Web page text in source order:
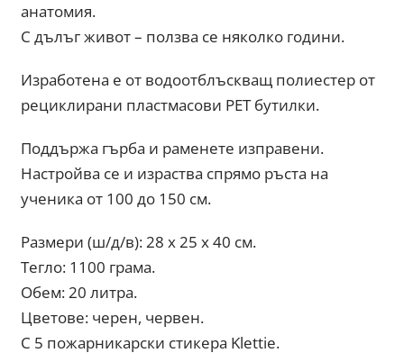
анатомия.
С дълъг живот – ползва се няколко години.
Изработена е от водоотблъскващ полиестер от
рециклирани пластмасови PET бутилки.
Поддържа гърба и раменете изправени.
Настройва се и израства спрямо ръста на
ученика от 100 до 150 см.
Размери (ш/д/в): 28 x 25 x 40 см.
Тегло: 1100 грама.
Обем: 20 литра.
Цветове: черен, червен.
С 5 пожарникарски стикера Klettie.